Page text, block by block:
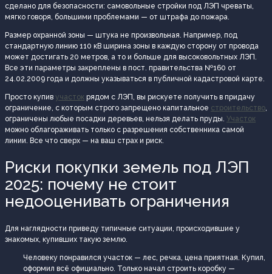
сделано для безопасности: самовольные стройки под ЛЭП чреваты,
мягко говоря, большими проблемами — от штрафа до пожара.
Размер охранной зоны — штука не произвольная. Например, под
стандартную линию 110 кВ ширина зоны в каждую сторону от провода
может достигать 20 метров, а то и больше для высоковольтных ЛЭП.
Все эти параметры закреплены в пост. правительства №160 от
24.02.2009 года и должны указываться в публичной кадастровой карте.
Просто купив участок рядом с ЛЭП, вы рискуете получить в придачу
ограничение, с которым строго запрещено капитальное строительство
ограничены любые посадки деревьев, нельзя делать пруды. Участок
можно облагораживать только с разрешения собственника самой
линии. Все что сверх — на ваш страх и риск.
Риски покупки земель под ЛЭП
2025: почему не стоит
недооценивать ограничения
Для наглядности приведу типичные ситуации, происходившие у
знакомых, купивших такую землю.
Человеку понравился участок — лес, речка, цена приятная. Купил,
оформил всё официально. Только начал строить коробку —